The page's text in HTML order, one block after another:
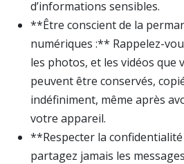
d’informations sensibles.
**Être conscient de la
numériques :** Rappelez-
les photos, et les vidéos que
peuvent être conservés,
indéfiniment, même après
votre appareil.
**Respecter la
partagez jamais les